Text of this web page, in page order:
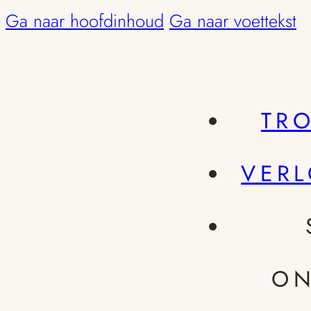
Ga naar hoofdinhoud Ga naar voettekst